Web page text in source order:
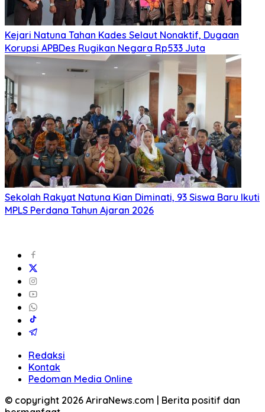
Kejari Natuna Tahan Kades Selaut Nonaktif, Dugaan
Korupsi APBDes Rugikan Negara Rp533 Juta
Sekolah Rakyat Natuna Kian Diminati, 93 Siswa Baru Ikuti
MPLS Perdana Tahun Ajaran 2026
Redaksi
Kontak
Pedoman Media Online
© copyright 2026 AriraNews.com | Berita positif dan